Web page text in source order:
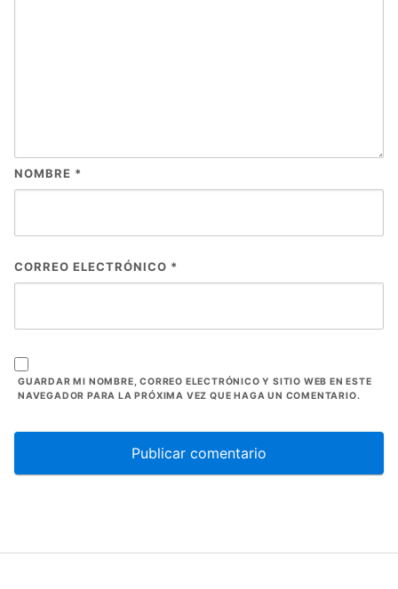
NOMBRE *
CORREO ELECTRÓNICO *
GUARDAR MI NOMBRE, CORREO ELECTRÓNICO Y SITIO WEB EN ESTE
NAVEGADOR PARA LA PRÓXIMA VEZ QUE HAGA UN COMENTARIO.